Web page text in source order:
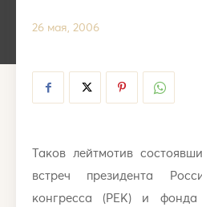
26 мая, 2006
Таков лейтмотив
встреч президента
конгресса (РЕК) и